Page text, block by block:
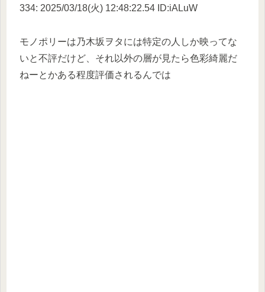
334: 2025/03/18(火) 12:48:22.54 ID:iALuW
モノポリーは乃木坂ヲタには特定の人しか映ってな
いと不評だけど、それ以外の層が見たら色彩綺麗だ
ねーとかある程度評価されるんでは